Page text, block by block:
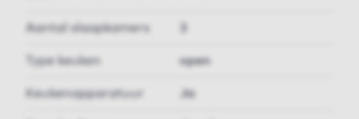
Aantal slaapkamers
Type keuken open
Keukenapparatuur Ja